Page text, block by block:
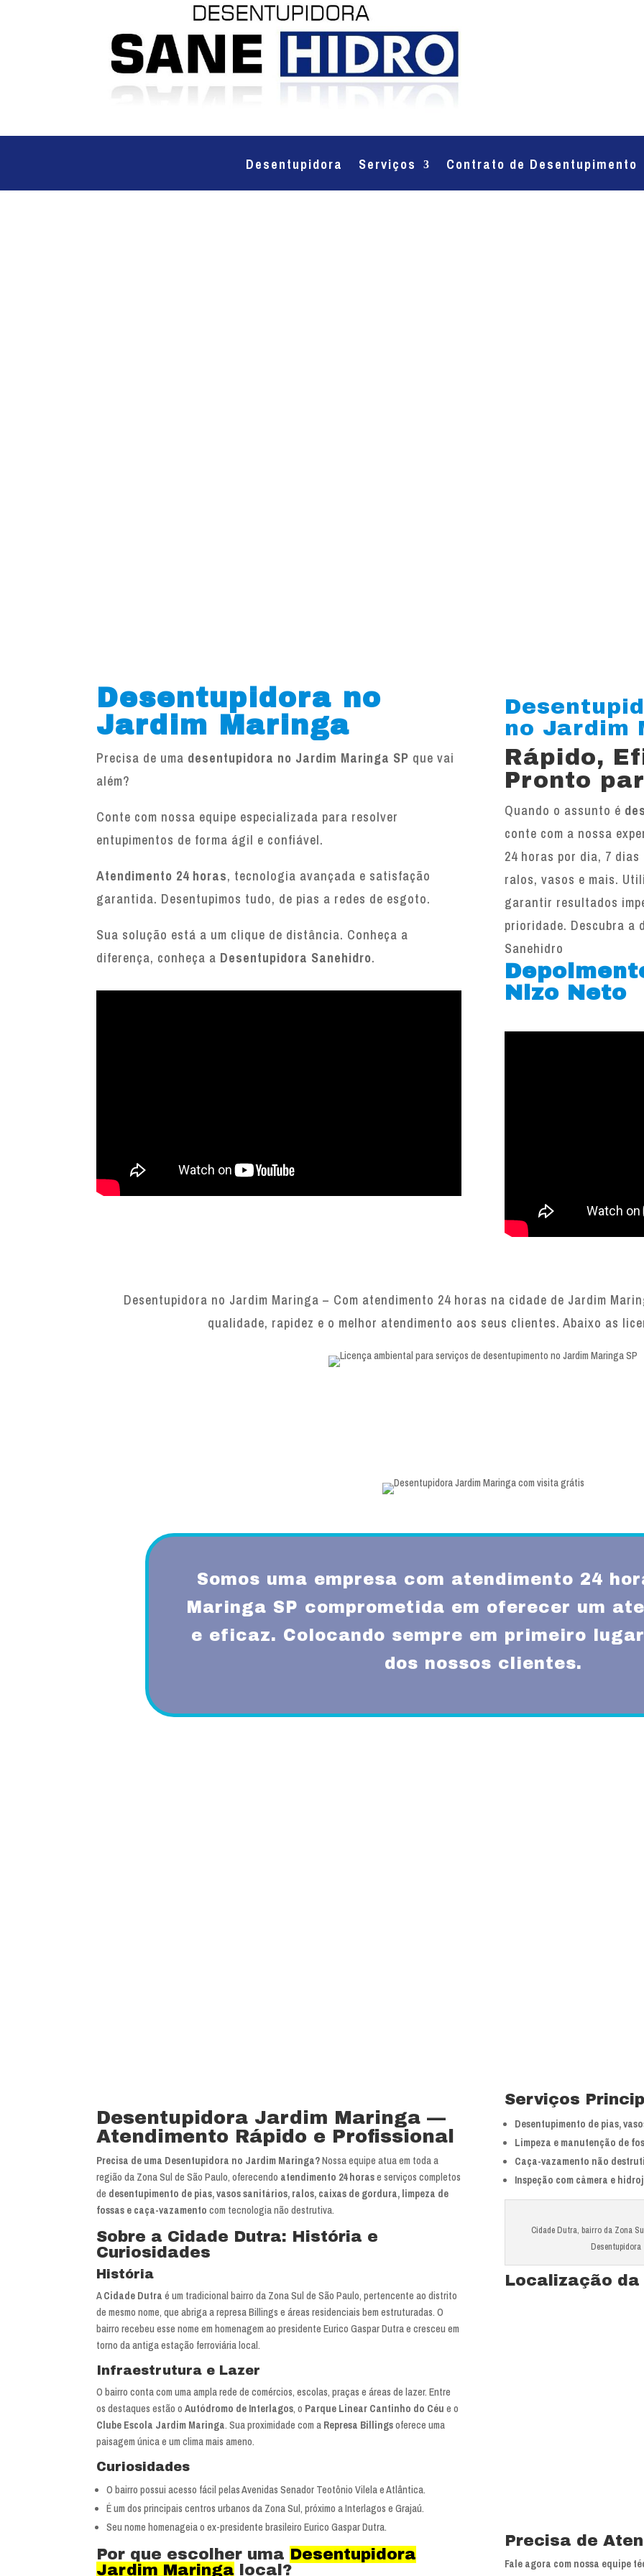
Desentupidora Serviços Contrato de Desentupimento
Desentupidora no
Jardim Maringa
Precisa de uma desentupidora no Jardim Maringa SP que vai
além?
Conte com nossa equipe especializada para resolver
entupimentos de forma ágil e confiável.
Atendimento 24 horas, tecnologia avançada e satisfação
garantida. Desentupimos tudo, de pias a redes de esgoto.
Sua solução está a um clique de distância. Conheça a
diferença, conheça a Desentupidora Sanehidro.
no Jardim
Rápido,
Pronto
Quando o assunto é
conte com a nossa
24 horas por dia, 7
ralos, vasos e mais.
garantir resultados
prioridade. Descubra a
Sanehidro
Nizo Neto
Desentupidora no Jardim Maringa – Com atendimento 24 horas na cidade de Jardim
qualidade, rapidez e o melhor atendimento aos seus clientes. Abaixo as
Somos uma empresa com atendimento 24
Maringa SP comprometida em oferecer um
e eficaz. Colocando sempre em primeiro
dos nossos clientes.
Desentupidora Jardim Maringa —
Atendimento Rápido e Profissional
Precisa de uma Desentupidora no Jardim Maringa?Nossa equipe atua em toda a
região da Zona Sul de São Paulo, oferecendo atendimento 24 horase serviços completos
de desentupimento de pias, vasos sanitários, ralos, caixas de gordura, limpeza de
fossas e caça-vazamento com tecnologia não destrutiva.
Sobre a Cidade Dutra: História e
Curiosidades
História
ACidade Dutra é um tradicional bairro da Zona Sul de São Paulo, pertencente ao distrito
de mesmo nome, que abriga a represa Billings e áreas residenciais bem estruturadas. O
bairro recebeu esse nome em homenagem ao presidente Eurico Gaspar Dutra e cresceu em
torno da antiga estação ferroviária local.
Infraestrutura e Lazer
O bairro conta com uma ampla rede de comércios, escolas, praças e áreas de lazer. Entre
os destaques estão oAutódromo de Interlagos, o Parque Linear Cantinho do Céu e o
Clube Escola Jardim Maringa. Sua proximidade com a Represa Billingsoferece uma
paisagem única e um clima mais ameno.
Curiosidades
O bairro possui acesso fácil pelas Avenidas Senador Teotônio Vilela e Atlântica.
É um dos principais centros urbanos da Zona Sul, próximo a Interlagos e Grajaú.
Seu nome homenageia o ex-presidente brasileiro Eurico Gaspar Dutra.
Por que escolher uma Desentupidora
Jardim Maringa local?
Serviços
Desentupimento de pias,
Limpeza e manutenção de
Caça-vazamento não
Inspeção com câmera e
Cidade Dutra, bairro da Zona
Desentupidora
Localização da
Precisa de
Fale agora com nossa equipe